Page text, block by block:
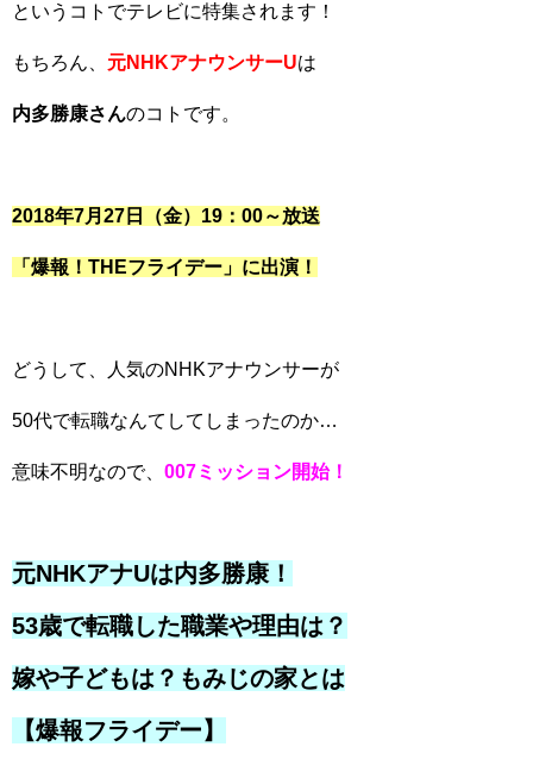
というコトでテレビに特集されます！
もちろん、 元NHKアナウンサーUは
内多勝康さんのコトです。
2018年7月27日（金）19：00～放送
「爆報！THEフライデー」に出演！
どうして、人気のNHKアナウンサーが
50代で転職なんてしてしまったのか…
意味不明なので、 007ミッション開始！
元NHKアナUは内多勝康！
53歳で転職した職業や理由は？
嫁や子どもは？もみじの家とは
【爆報フライデー】